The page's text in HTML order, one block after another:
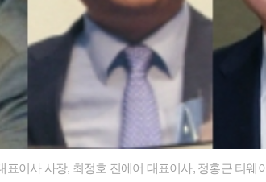
이사 사장, 최정호 진에어 대표이사, 정홍근 티웨